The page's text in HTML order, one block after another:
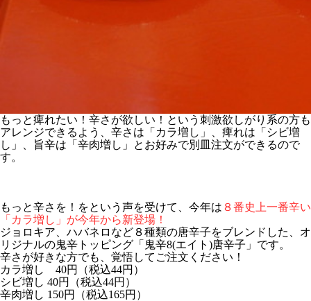
もっと痺れたい！辛さが欲しい！という刺激欲しがり系の方も
アレンジできるよう、辛さは「カラ増し」、痺れは「シビ増
し」、旨辛は「辛肉増し」とお好みで別皿注文ができるので
す。
もっと辛さを！をという声を受けて、今年は ８番史上一番辛い
「カラ増し」が今年から新登場！
ジョロキア、ハバネロなど８種類の唐辛子をブレンドした、オ
リジナルの鬼辛トッピング「鬼辛8(エイト)唐辛子」です。
辛さが好きな方でも、覚悟してご注文ください！
カラ増し 40円（税込44円）
シビ増し 40円（税込44円）
辛肉増し 150円（税込165円）